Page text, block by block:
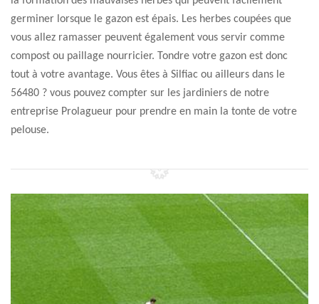
germiner lorsque le gazon est épais. Les herbes coupées que
vous allez ramasser peuvent également vous servir comme
compost ou paillage nourricier. Tondre votre gazon est donc
tout à votre avantage. Vous êtes à Silfiac ou ailleurs dans le
56480 ? vous pouvez compter sur les jardiniers de notre
entreprise Prolagueur pour prendre en main la tonte de votre
pelouse.